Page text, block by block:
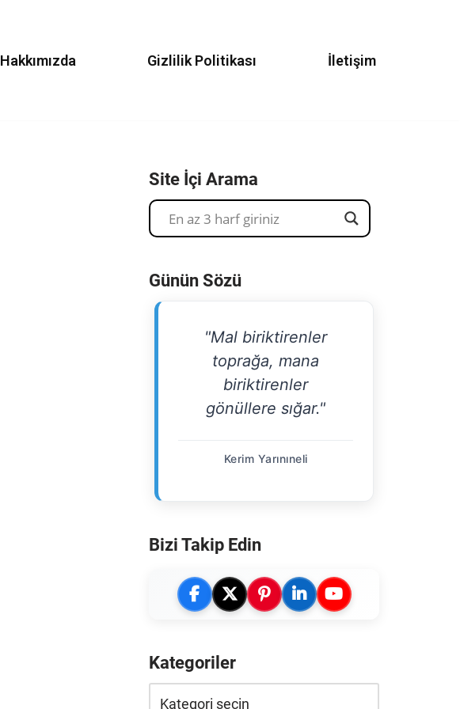
Hakkımızda Gizlilik Politikası İletişim
Site İçi Arama
Günün Sözü
"Mal biriktirenler
toprağa, mana
biriktirenler
gönüllere sığar."
Kerim Yarınıneli
Bizi Takip Edin
Kategoriler